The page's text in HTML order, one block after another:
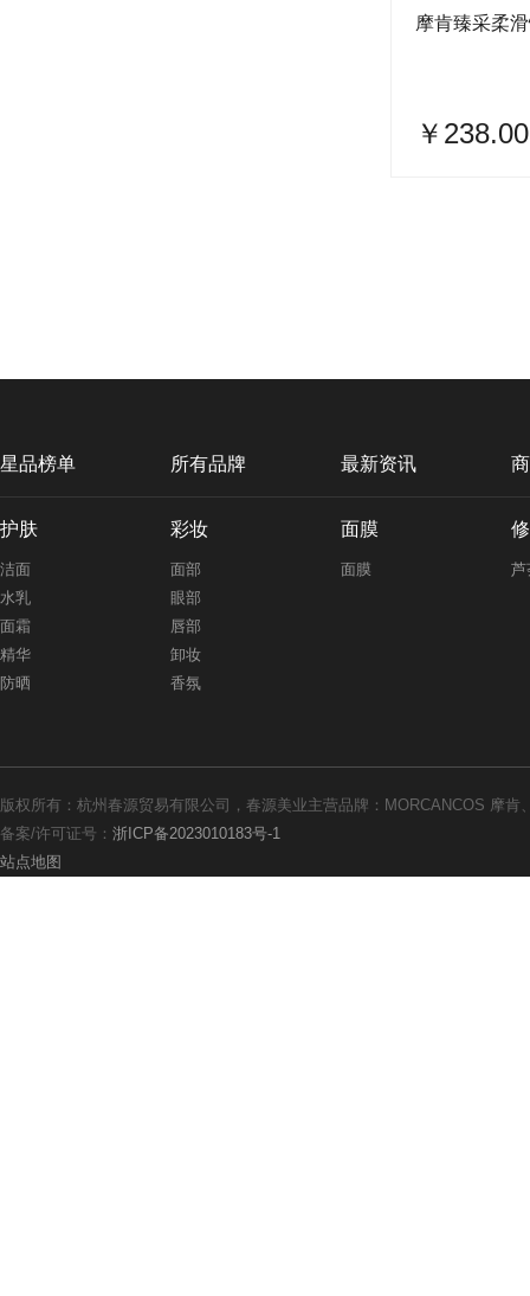
摩肯臻采柔
￥238.00
星品榜单 所有品牌 最新资讯
护肤
洁面
水乳
面霜
精华
防晒
彩妆
面部
眼部
唇部
卸妆
香氛
面膜
面膜 芦
版权所有：杭州春源贸易有限公司，春源美业主营品牌：MORCANCOS 摩
备案/许可证号： 浙ICP备2023010183号-1
站点地图